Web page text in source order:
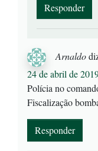
Responder
Arnaldo
24 de abril de
Polícia no
Fiscalização
Responder